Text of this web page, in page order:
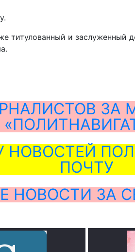
титулованный и
ЗА
ПОЧТУ
НОВОСТИ ЗА